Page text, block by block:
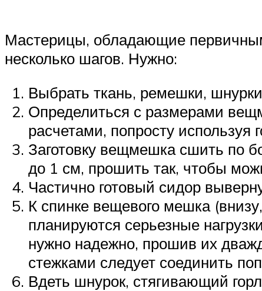
Мастерицы, обладающие
несколько шагов. Нужно:
Выбрать ткань, ремешки,
Определиться с размерами
расчетами, попросту используя
Заготовку вещмешка сшить по
до 1 см, прошить так, чтобы
Частично готовый сидор
К спинке вещевого мешка
планируются серьезные
нужно надежно, прошив их
стежками следует соединить
Вдеть шнурок, стягивающий